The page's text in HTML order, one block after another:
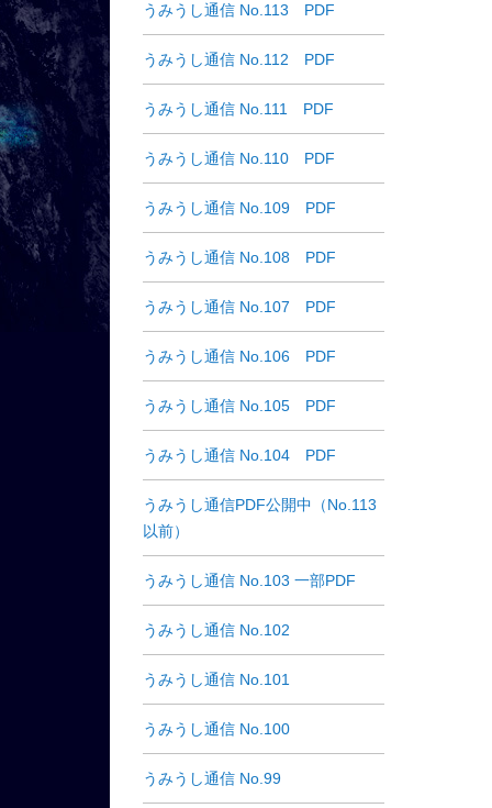
うみうし通信 No.113 PDF
うみうし通信 No.112 PDF
うみうし通信 No.111 PDF
うみうし通信 No.110 PDF
うみうし通信 No.109 PDF
うみうし通信 No.108 PDF
うみうし通信 No.107 PDF
うみうし通信 No.106 PDF
うみうし通信 No.105 PDF
うみうし通信 No.104 PDF
うみうし通信PDF公開中（No.113
以前）
うみうし通信 No.103 一部PDF
うみうし通信 No.102
うみうし通信 No.101
うみうし通信 No.100
うみうし通信 No.99